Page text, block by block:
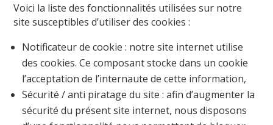
Voici la liste des fonctionnalités utilisées sur notre
site susceptibles d’utiliser des cookies :
Notificateur de cookie : notre site internet utilise
des cookies. Ce composant stocke dans un cookie
l’acceptation de l’internaute de cette information,
Sécurité / anti piratage du site : afin d’augmenter la
sécurité du présent site internet, nous disposons